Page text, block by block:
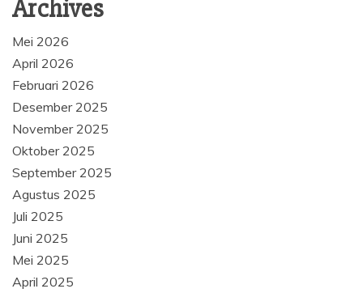
Archives
Mei 2026
April 2026
Februari 2026
Desember 2025
November 2025
Oktober 2025
September 2025
Agustus 2025
Juli 2025
Juni 2025
Mei 2025
April 2025